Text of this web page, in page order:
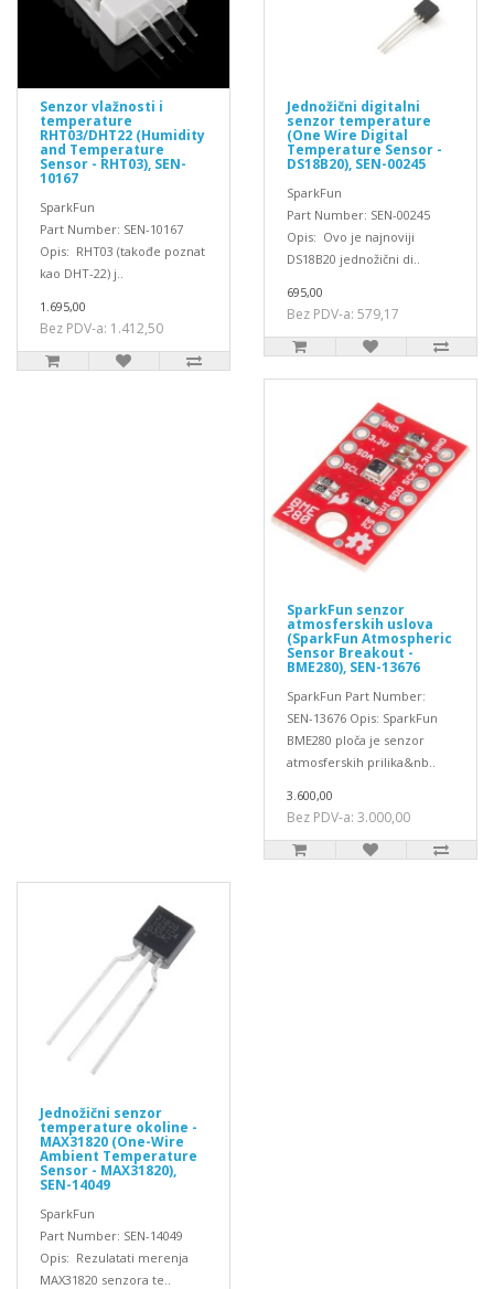
Senzor vlažnosti i
temperature
RHT03/DHT22 (Humidity
and Temperature
Sensor - RHT03), SEN-
10167
SparkFun
Part Number: SEN-10167
Opis: RHT03 (takođe poznat
kao DHT-22) j..
1.695,00
Bez PDV-a: 1.412,50
Jednožični digitalni
senzor temperature
(One Wire Digital
Temperature Sensor -
DS18B20), SEN-00245
SparkFun
Part Number: SEN-00245
Opis: Ovo je najnoviji
DS18B20 jednožični di..
695,00
Bez PDV-a: 579,17
SparkFun senzor
atmosferskih uslova
(SparkFun Atmospheric
Sensor Breakout -
BME280), SEN-13676
SparkFun Part Number:
SEN-13676 Opis: SparkFun
BME280 ploča je senzor
atmosferskih prilika&nb..
3.600,00
Bez PDV-a: 3.000,00
Jednožični senzor
temperature okoline -
MAX31820 (One-Wire
Ambient Temperature
Sensor - MAX31820),
SEN-14049
SparkFun
Part Number: SEN-14049
Opis: Rezulatati merenja
MAX31820 senzora te..